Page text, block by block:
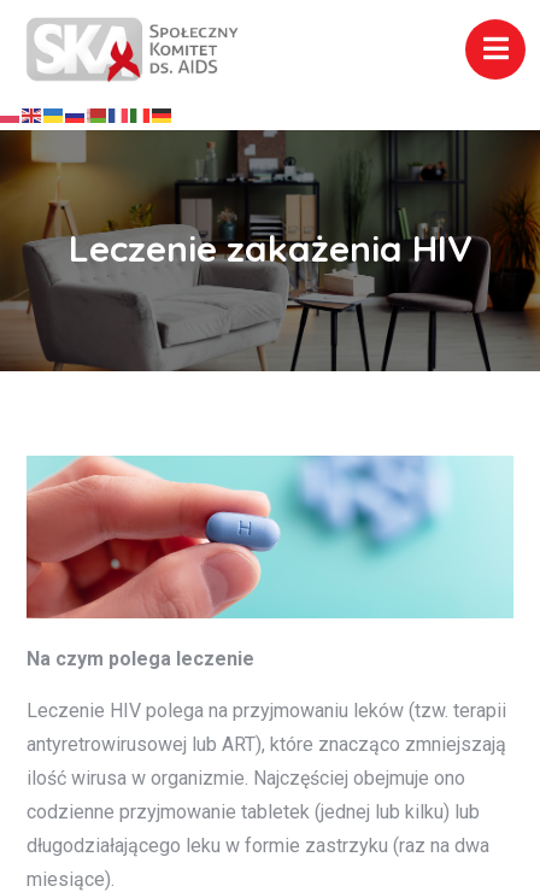
Leczenie zakażenia HIV
Na czym polega leczenie
Leczenie HIV polega na przyjmowaniu leków (tzw. terapii
antyretrowirusowej lub ART), które znacząco zmniejszają
ilość wirusa w organizmie. Najczęściej obejmuje ono
codzienne przyjmowanie tabletek (jednej lub kilku) lub
długodziałającego leku w formie zastrzyku (raz na dwa
miesiące).